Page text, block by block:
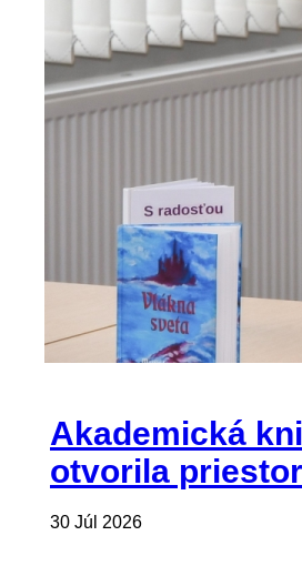
Akademická
otvorila
30 Júl 2026